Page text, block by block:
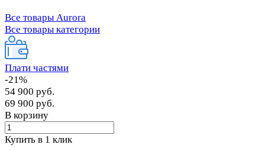
Все товары Aurora
Все товары категории
Плати частями
-21%
54 900 руб.
69 900 руб.
В корзину
Купить в 1 клик